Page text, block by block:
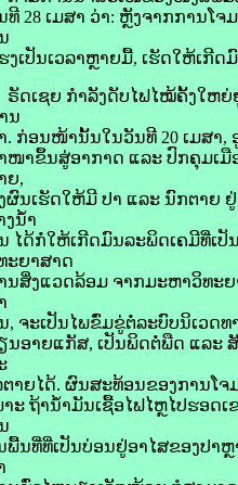
ທີ 28 ເມສາ ວ່າ: ຫຼັງ​ຈາກ​ການ​ໂ
ງ​ເປັນ​ເວລາ​ຫຼາຍ​ມື້, ເຮັດ​ໃຫ້​ເກີດ​
ດ​ເຊຍ ກຳລັງ​ດັບ​ໄຟ​ໄໝ້​ຄັ້ງ​ໃຫຍ່​
ນ
. ກ່ອນ​ໜ້າ​ນັ້ນ​ໃນ​ວັນ​ທີ 20 ເມສາ,
ໜາ​ຂຶ້ນ​ສູ່​ອາກາດ ແລະ ປົກ​ຄຸມ​ເມື
ຍ,
ຜົນ​ເຮັດ​ໃຫ້​ມີ ປາ ແລະ ນົກ​ຕາຍ
ງນ້ຳ​
ໄດ້​ກໍ່ໃຫ້ເກີດ​ມົນ​ລະ​ພິດ​ເຄ​ມີ​ທີ່​ເ
ະຍາສາດ​
ນ​ສິ່ງແວດລ້ອມ ຈາກ​ມະຫາວິທະຍ
, ຈະ​ເປັນ​ໄພ​ຂົ່ມຂູ່​ຕໍ່​ລະບົບ​ນິເວດ​
ນ​ອາຍ​ແກັສ, ເປັນ​ພິດ​ຕໍ່​ພືດ ແລະ
ຕາຍ​ໄດ້. ຜົນ​ສະທ້ອນ​ຂອງ​ການ​ໂ
າະ ຖ້າ​ນ້ຳມັນ​ເຊື້ອ​ໄຟ​ໄຫຼ​ໄປ​ຮອດ​
ພື້ນ​ທີ່​ທີ່​ເປັນ​ບ່ອນຢູ່​ອາໄສ​ຂອງ​ປາ​